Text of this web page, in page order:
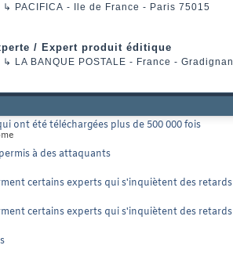
↳ PACIFICA - Ile de France - Paris 75015
/ Expert produit éditique
↳ LA BANQUE POSTALE - France - Gradignan
ont été téléchargées plus de 500 000 fois
à des attaquants
certains experts qui s'inquiètent des retards
certains experts qui s'inquiètent des retards